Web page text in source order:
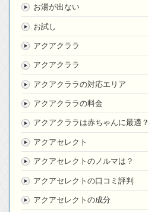
お湯が出ない
お試し
アクアクララ
アクアクララ
アクアクララの対応エリア
アクアクララの料金
アクアクララは赤ちゃんに最適？
アクアセレクト
アクアセレクトのノルマは？
アクアセレクトの口コミ評判
アクアセレクトの成分